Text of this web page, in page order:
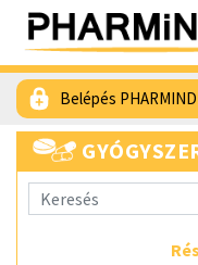
Belépés